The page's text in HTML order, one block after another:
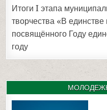
Итоги I этапа
творчества «В
посвящённого Году
году